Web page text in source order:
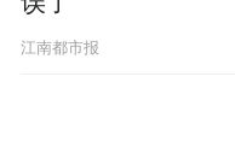
江南都市报